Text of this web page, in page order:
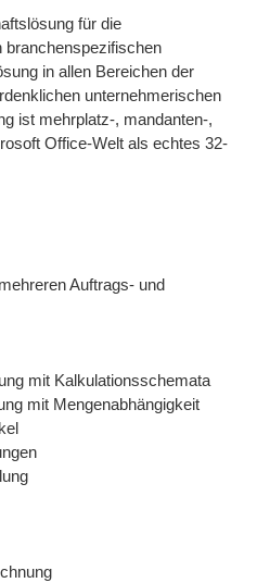
für die
branchenspezifischen
in allen Bereichen der
unternehmerischen
ist mehrplatz-, mandanten-,
Office-Welt als echtes 32-
Auftrags- und
mit Kalkulationsschemata
mit Mengenabhängigkeit